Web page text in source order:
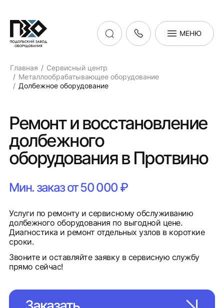
МЕНЮ
Главная
Сервисный центр
Металлообрабатывающее оборудование
Долбежное оборудование
Ремонт и восстановление
долбежного
оборудования в Протвино
Мин. заказ от 50 000 ₽
Услуги по ремонту и сервисному обслуживанию
долбежного оборудования по выгодной цене.
Диагностика и ремонт отдельных узлов в короткие
сроки.
Звоните и оставляйте заявку в сервисную службу
прямо сейчас!